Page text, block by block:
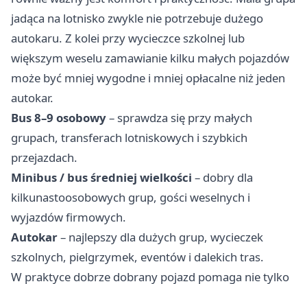
jadąca na lotnisko zwykle nie potrzebuje dużego
autokaru. Z kolei przy wycieczce szkolnej lub
większym weselu zamawianie kilku małych pojazdów
może być mniej wygodne i mniej opłacalne niż jeden
autokar.
Bus 8–9 osobowy– sprawdza się przy małych
grupach, transferach lotniskowych i szybkich
przejazdach.
Minibus / bus średniej wielkości – dobry dla
kilkunastoosobowych grup, gości weselnych i
wyjazdów firmowych.
Autokar– najlepszy dla dużych grup, wycieczek
szkolnych, pielgrzymek, eventów i dalekich tras.
W praktyce dobrze dobrany pojazd pomaga nie tylko